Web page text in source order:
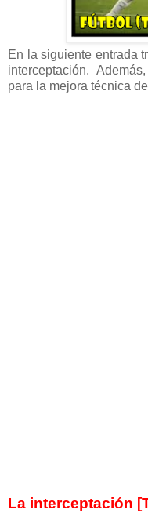
En la siguiente entrada
interceptación.
para la mejora técnica
La interceptación